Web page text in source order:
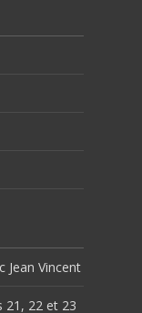
Jean Vincent
21, 22 et 23